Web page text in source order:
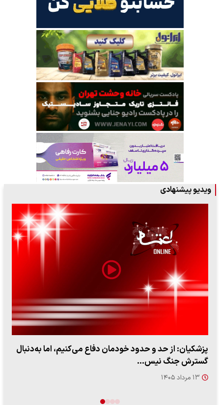
ویدیو پیشنهادی
ببینید| سخنگوی سپاه: بازگشایی تنگه هرمز منوط به پذیرش
شروط ایران از…
۱۷ مرداد ۱۴۰۵